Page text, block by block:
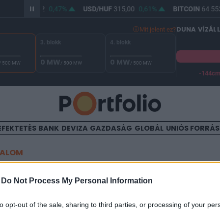
Do Not Process My Personal Information
opt-out of the sale, sharing to third parties, or processing of your
363,42 0,47% USD/HUF315,00 0,61% BITCOIN64
Mit jelent ez?
/ 500 MW
3. blokk
0 MW/ 500 MW
4. blokk
0 MW/ 500 MW
DUNA
-144cm
BANK DEVIZA GAZDASÁG GLOBÁL UNIÓS
az Audi,
növekedés az elektromos